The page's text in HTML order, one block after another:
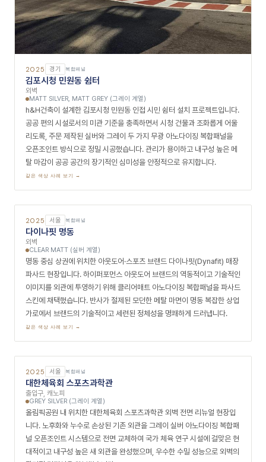
지를 위해 클리어매트 아노다이징 복합패널을 메인 파사드 스킨에 적용했
으며, 균일한 무광 실버 메탈 마면이 업무지구 가로에서 기업의 신뢰감과
현대적 정체성을 묵묵히 대변합니다.
같은 색상 사례 보기 →
2025 경기
김포시청 민원동 쉼터
외벽
h&H건축이 설계한 김포시청 민원동 인접 시민 쉼터 설치 프로젝트입니다.
공공 편의 시설로서의 미관 기준을 충족하면서 시청 건물과 조화롭게 어울
리도록, 주문 제작된 실버와 그레이 두 가지 무광 아노다이징 복합패널을